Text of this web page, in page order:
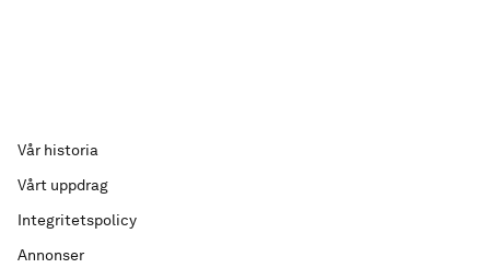
Vår historia
Vårt uppdrag
Integritetspolicy
Annonser